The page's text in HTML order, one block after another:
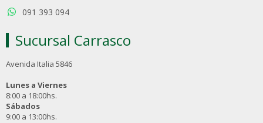
091 393 094
Sucursal Carrasco
Avenida Italia 5846
Lunes a Viernes
8:00 a 18:00hs.
Sábados
9:00 a 13:00hs.